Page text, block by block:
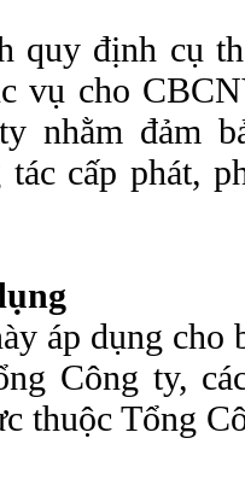
cụ thể
vụ cho
nhằm đảm
cấp phát,
dụng cho
Công ty,
thuộc Tổng